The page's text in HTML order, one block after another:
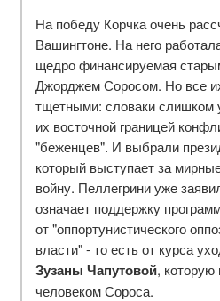
На победу Корчка очень
Вашингтоне. На него
щедро финансируемая
Джорджем Соросом. Но все
тщетными: словаки слишком
их восточной границей
"беженцев". И выбрали
который выступает за
войну. Пеллегрини уже
означает поддержку
от "оппортунистического
власти" - то есть от курса
Зузаны Чапутовой, которую
человеком Сороса.